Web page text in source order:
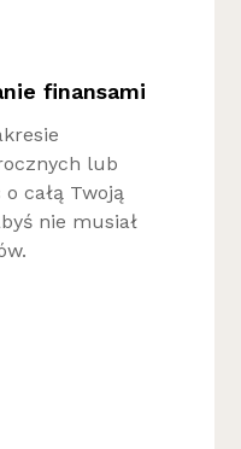
finansami
lub
całą Twoją
nie musiał